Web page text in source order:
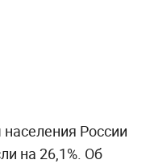
России
на 26,1%. Об